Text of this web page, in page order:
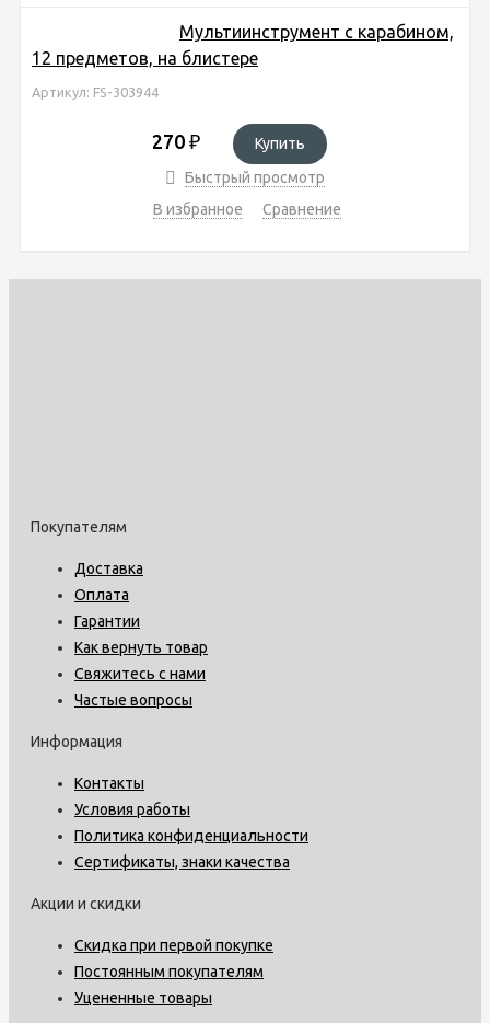
Мультиинструмент с карабином,
12 предметов, на блистере
Артикул: FS-303944
270 ₽
Купить
Быстрый просмотр
В избранное
Сравнение
Покупателям
Доставка
Оплата
Гарантии
Как вернуть товар
Свяжитесь с нами
Частые вопросы
Информация
Контакты
Условия работы
Политика конфиденциальности
Сертификаты, знаки качества
Акции и скидки
Скидка при первой покупке
Постоянным покупателям
Уцененные товары